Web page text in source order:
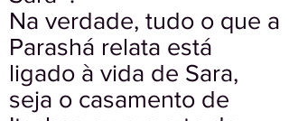
Na verdade, tudo o que a
Parashá relata está
ligado à vida de Sara,
seja o casamento de